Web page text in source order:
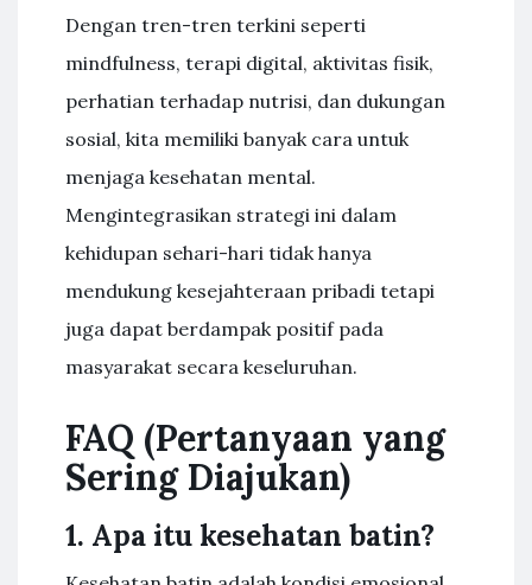
Dengan tren-tren terkini seperti
mindfulness, terapi digital, aktivitas fisik,
perhatian terhadap nutrisi, dan dukungan
sosial, kita memiliki banyak cara untuk
menjaga kesehatan mental.
Mengintegrasikan strategi ini dalam
kehidupan sehari-hari tidak hanya
mendukung kesejahteraan pribadi tetapi
juga dapat berdampak positif pada
masyarakat secara keseluruhan.
FAQ (Pertanyaan yang
Sering Diajukan)
1. Apa itu kesehatan batin?